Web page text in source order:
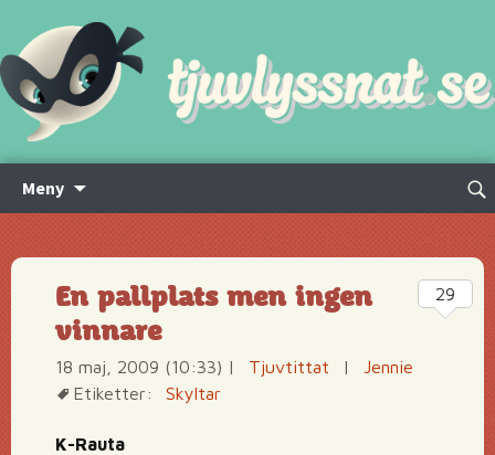
Meny
innehåll
Sök
En pallplats men ingen
vinnare
18 maj, 2009 (10:33) | Tjuvtittat |
Jennie
Etiketter:
Skyltar
K-Rauta
29